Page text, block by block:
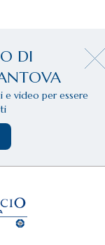
DI
e video per essere